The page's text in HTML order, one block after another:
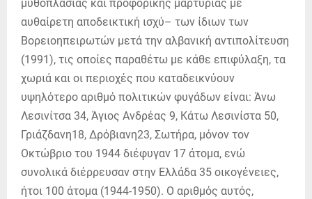
μυθοπλασίας και προφορικής μαρτυρίας με
αυθαίρετη αποδεικτική ισχύ– των ίδιων των
Βορειοηπειρωτών μετά την αλβανική αντιπολίτευση
(1991), τις οποίες παραθέτω με κάθε επιφύλαξη, τα
χωριά και οι περιοχές που καταδεικνύουν
υψηλότερο αριθμό πολιτικών φυγάδων είναι: Άνω
Λεσινίτσα 34, Άγιος Ανδρέας 9, Κάτω Λεσινίστα 50,
Γριάζδανη18, Δρόβιανη23, Σωτήρα, μόνον τον
Οκτώβριο του 1944 διέφυγαν 17 άτομα, ενώ
συνολικά διέρρευσαν στην Ελλάδα 35 οικογένειες,
ήτοι 100 άτομα (1944-1950). Ο αριθμός αυτός,